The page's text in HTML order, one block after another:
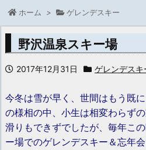
ホーム > ゲレンデスキー
野沢温泉スキー場
2017年12月31日 ゲレンデスキ
今冬は雪が早く、世間はもう既
の様相の中、小生は相変わらず
滑りもできずでしたが、毎年こ
ー場でのゲレンデスキー＆忘年